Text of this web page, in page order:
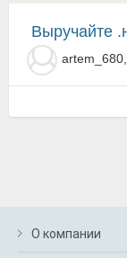
Выручайте .нужна книжка по
artem_680,
О компании